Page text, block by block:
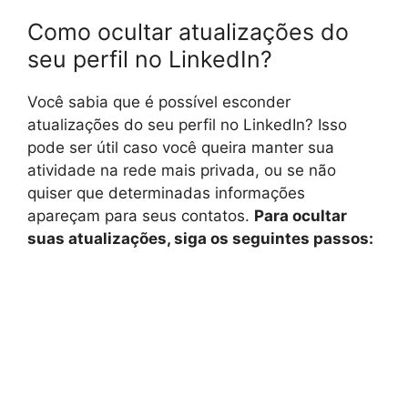
Como ocultar atualizações do
seu perfil no LinkedIn?
Você sabia que é possível esconder
atualizações do seu perfil no LinkedIn? Isso
pode ser útil caso você queira manter sua
atividade na rede mais privada, ou se não
quiser que determinadas informações
apareçam para seus contatos. Para ocultar
suas atualizações, siga os seguintes passos: